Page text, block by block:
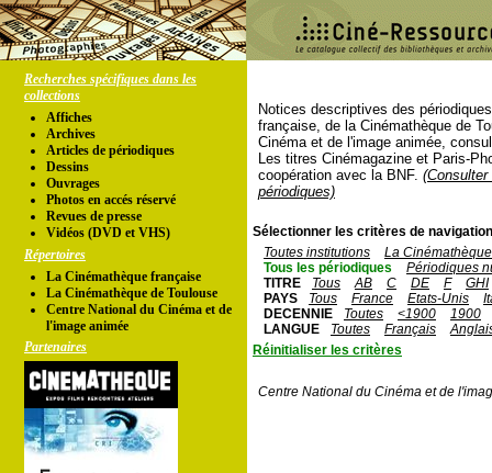
Recherches spécifiques dans les
collections
Affiches
Archives
Articles de périodiques
Dessins
Ouvrages
Photos en accés réservé
Revues de presse
Vidéos (DVD et VHS)
Répertoires
La Cinémathèque française
La Cinémathèque de Toulouse
Centre National du Cinéma et de
l'image animée
Partenaires
Notices descriptives des
française, de la Cinémathèque de
Cinéma et de l'image animée,
Les titres Cinémagazine et Paris-
coopération avec la BNF.
périodiques)
Sélectionner les critères de
Toutes institutions
La
Tous les périodiques
Périodiques
TITRE
Tous AB C DE F
GHI
PAYS
Tous France Etats-Unis
DECENNIE
Toutes <1900
1900
LANGUE
Toutes Français
Réinitialiser les critères
Centre National du Cinéma et de